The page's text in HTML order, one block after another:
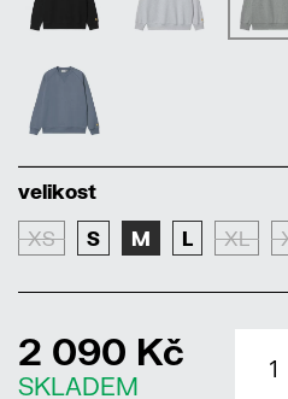
velikost
XS S M L XL
2 090 Kč
SKLADEM